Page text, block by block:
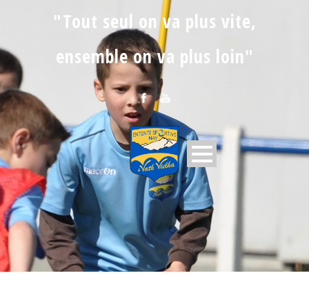
"Tout seul on va plus vite,
ensemble on va plus loin"